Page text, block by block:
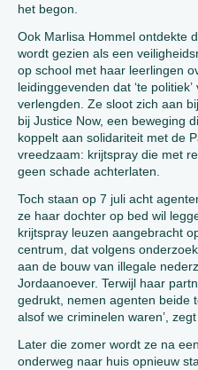
het begon.
Ook Marlisa Hommel ontdekte
wordt gezien als een
op school met haar leerlingen
leidinggevenden dat ‘te
verlengden. Ze sloot zich aan
bij Justice Now, een beweging
koppelt aan solidariteit met de
vreedzaam: krijtspray die met
geen schade achterlaten.
Toch staan op 7 juli acht
ze haar dochter op bed wil
krijtspray leuzen aangebracht
centrum, dat volgens
aan de bouw van illegale
Jordaanoever. Terwijl haar
gedrukt, nemen agenten beide
alsof we criminelen waren’, zegt
Later die zomer wordt ze na
onderweg naar huis opnieuw